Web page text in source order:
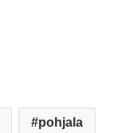
pohjala